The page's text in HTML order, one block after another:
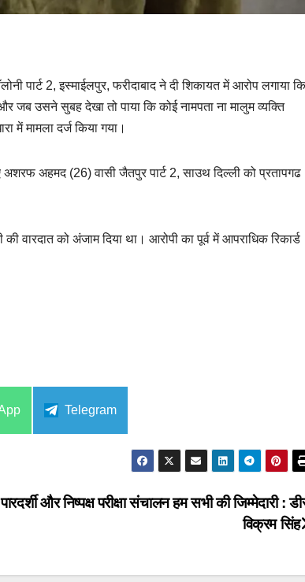
पार्ट 2, इस्माईलपुर, फरीदाबाद ने दी शिकायत में आरोप लगाया कि
उसने सुबह देखा तो पाया कि कोई नामपता ना मालुम व्यक्ति
में मामला दर्ज किया गया।
अहमद (26) वासी जैतपुर पार्ट 2, साउथ दिल्ली को प्रतापगढ
वारदात को अंजाम दिया था। आरोपी का पूर्व में आपराधिक रिकार्ड
Share
Telegram
पारदर्शी और निष्पक्ष परीक्षा संचालन हम सभी की जिम्मेदारी :
विक्रम सिंह